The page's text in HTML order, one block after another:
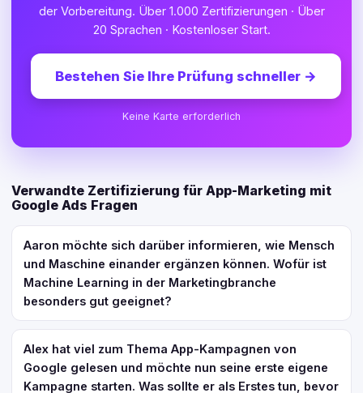
der Vorbereitung. Über 1.000 Zertifizierungen · Über
20 Sprachen · Kostenloser Start.
Bestehen Sie Ihre Prüfung schneller →
Keine Karte erforderlich
Verwandte Zertifizierung für App-Marketing mit
Google Ads Fragen
Aaron möchte sich darüber informieren, wie Mensch
und Maschine einander ergänzen können. Wofür ist
Machine Learning in der Marketingbranche
besonders gut geeignet?
Alex hat viel zum Thema App-Kampagnen von
Google gelesen und möchte nun seine erste eigene
Kampagne starten. Was sollte er als Erstes tun, bevor